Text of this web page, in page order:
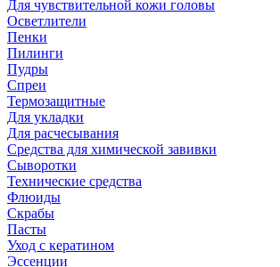
Для чувствительной кожи головы
Осветлители
Пенки
Пилинги
Пудры
Спреи
Термозащитные
Для укладки
Для расчесывания
Средства для химической завивки
Сыворотки
Технические средства
Флюиды
Скрабы
Пасты
Уход с кератином
Эссенции